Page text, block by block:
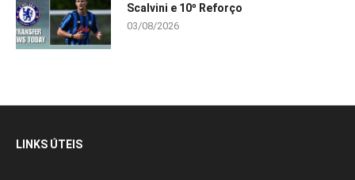
Scalvini e 10º Reforço
03/08/2026
LINKS ÚTEIS